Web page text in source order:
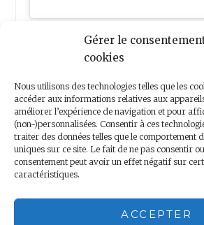
Gérer le
cookies
Nous utilisons des technologies telles que les
accéder aux informations relatives aux
améliorer l’expérience de navigation et pour
(non-)personnalisées. Consentir à ces
traiter des données telles que le comportement
uniques sur ce site. Le fait de ne pas consentir
consentement peut avoir un effet négatif sur
caractéristiques.
ACCEPTER
Nous contacter